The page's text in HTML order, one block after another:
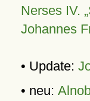
Nerses IV.
Johannes
• Update:
• neu: